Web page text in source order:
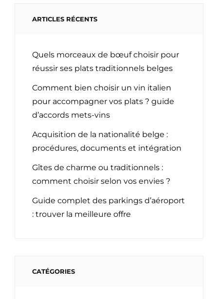
ARTICLES RÉCENTS
Quels morceaux de bœuf choisir pour
réussir ses plats traditionnels belges
Comment bien choisir un vin italien
pour accompagner vos plats ? guide
d’accords mets-vins
Acquisition de la nationalité belge :
procédures, documents et intégration
Gîtes de charme ou traditionnels :
comment choisir selon vos envies ?
Guide complet des parkings d’aéroport
: trouver la meilleure offre
CATÉGORIES